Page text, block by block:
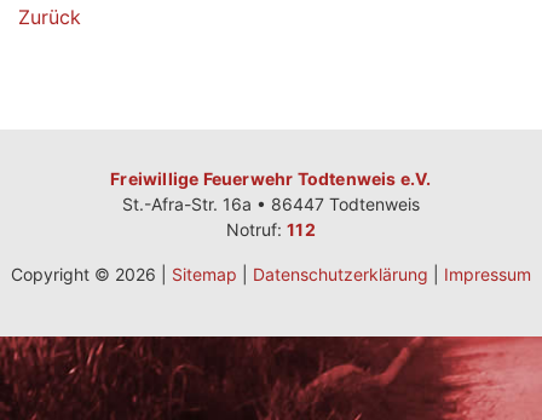
Zurück
Freiwillige Feuerwehr Todtenweis e.V.
St.-Afra-Str. 16a • 86447 Todtenweis
Notruf:112
Copyright © 2026 | Sitemap Datenschutzerklärung Impressum